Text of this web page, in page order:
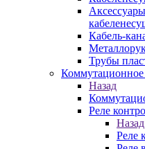
Кабель-
Трубы
Коммутационное
Назад
Реле
Назад
Реле